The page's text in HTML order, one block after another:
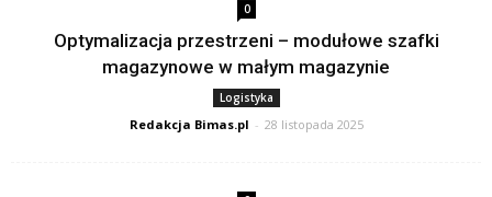
0
Optymalizacja przestrzeni – modułowe szafki
magazynowe w małym magazynie
Logistyka
Redakcja Bimas.pl - 28 listopada 2025